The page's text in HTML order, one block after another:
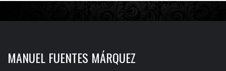
MANUEL FUENTES MÁRQUEZ